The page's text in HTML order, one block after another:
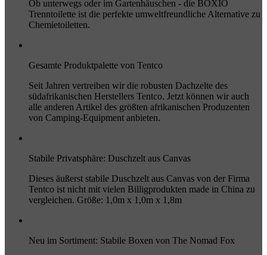
Ob unterwegs oder im Gartenhäuschen - die BOXIO
Trenntoilette ist die perfekte umweltfreundliche Alternative zu
Chemietoiletten.
Gesamte Produktpalette von Tentco
Seit Jahren vertreiben wir die robusten Dachzelte des
südafrikanischen Herstellers Tentco. Jetzt können wir auch
alle anderen Artikel des größten afrikanischen Produzenten
von Camping-Equipment anbieten.
Stabile Privatsphäre: Duschzelt aus Canvas
Dieses äußerst stabile Duschzelt aus Canvas von der Firma
Tentco ist nicht mit vielen Billigprodukten made in China zu
vergleichen. Größe: 1,0m x 1,0m x 1,8m
Neu im Sortiment: Stabile Boxen von The Nomad Fox